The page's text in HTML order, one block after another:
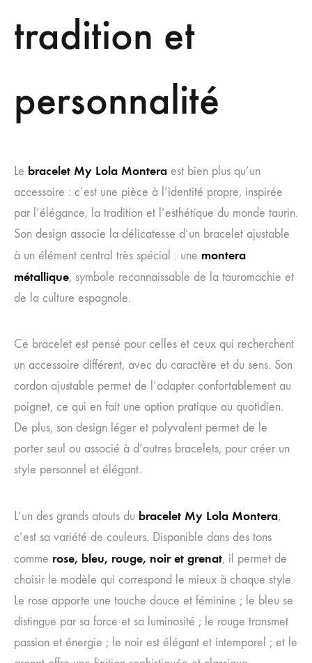
tradition et
personnalité
Le bracelet My Lola Montera est bien plus qu’un
accessoire : c’est une pièce à l’identité propre, inspirée
par l’élégance, la tradition et l’esthétique du monde taurin.
Son design associe la délicatesse d’un bracelet ajustable
à un élément central très spécial : une montera
métallique, symbole reconnaissable de la tauromachie et
de la culture espagnole.
Ce bracelet est pensé pour celles et ceux qui recherchent
un accessoire différent, avec du caractère et du sens. Son
cordon ajustable permet de l’adapter confortablement au
poignet, ce qui en fait une option pratique au quotidien.
De plus, son design léger et polyvalent permet de le
porter seul ou associé à d’autres bracelets, pour créer un
style personnel et élégant.
L’un des grands atouts du bracelet My Lola Montera,
c’est sa variété de couleurs. Disponible dans des tons
comme rose, bleu, rouge, noir et grenat, il permet de
choisir le modèle qui correspond le mieux à chaque style.
Le rose apporte une touche douce et féminine ; le bleu se
distingue par sa force et sa luminosité ; le rouge transmet
passion et énergie ; le noir est élégant et intemporel ; et le